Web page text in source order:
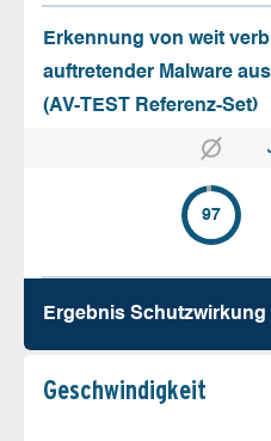
Erkennung von weit
auftretender Malware
(AV-TEST Referenz-Set)
97
Ergebnis Schutz­wirkung
Geschw­indigkeit